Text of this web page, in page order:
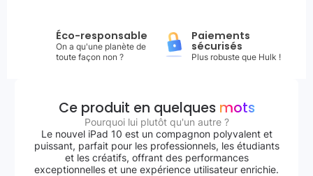
Éco-responsable
On a qu'une planète de
toute façon non ?
Paiements
sécurisés
Plus robuste que Hulk !
Ce produit en quelques mots
Pourquoi lui plutôt qu'un autre ?
Le nouvel iPad 10 est un compagnon polyvalent et
puissant, parfait pour les professionnels, les étudiants
et les créatifs, offrant des performances
exceptionnelles et une expérience utilisateur enrichie.